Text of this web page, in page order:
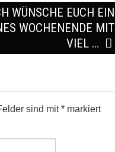
WÜNSCHE EUCH EIN
WOCHENENDE MIT
VIEL …
sind mit* markiert